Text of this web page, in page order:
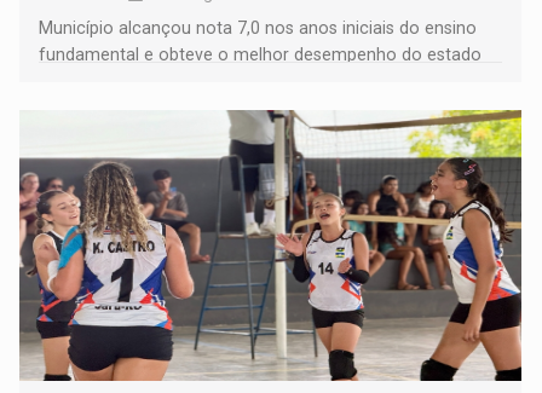
Município alcançou nota 7,0 nos anos iniciais do ensino
fundamental e obteve o melhor desempenho do estado